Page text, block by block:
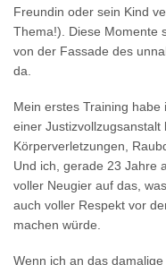
Freundin oder sein Kind
Thema!). Diese Momente
von der Fassade des
da.
Mein erstes Training
einer Justizvollzugsanstalt
Körperverletzungen,
Und ich, gerade 23 Jahre
voller Neugier auf das,
auch voller Respekt vor
machen würde.
Wenn ich an das